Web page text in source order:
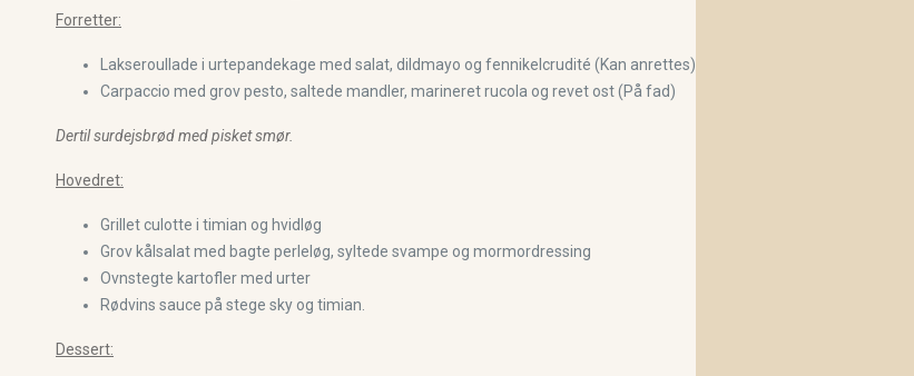
Forretter:
Lakseroullade i urtepandekage med salat, dildmayo og fennikelcrudité (Kan anrettes)
Carpaccio med grov pesto, saltede mandler, marineret rucola og revet ost (På fad)
Dertil surdejsbrød med pisket smør.
Hovedret:
Grillet culotte i timian og hvidløg
Grov kålsalat med bagte perleløg, syltede svampe og mormordressing
Ovnstegte kartofler med urter
Rødvins sauce på stege sky og timian.
Dessert: